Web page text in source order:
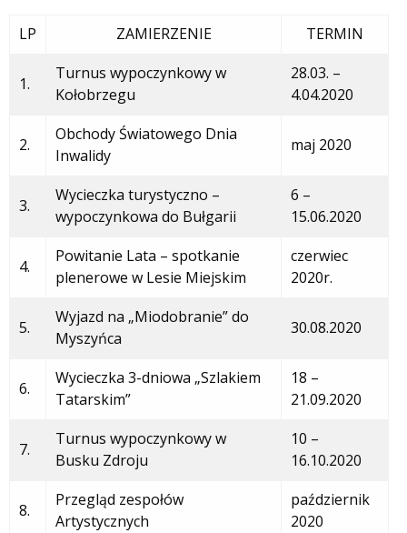
LP ZAMIERZENIE TERMIN
1.
Turnus wypoczynkowy w
Kołobrzegu
28.03. –
4.04.2020
2.
Obchody Światowego Dnia
Inwalidy
maj 2020
3.
Wycieczka turystyczno –
wypoczynkowa do Bułgarii
6 –
15.06.2020
4.
Powitanie Lata – spotkanie
plenerowe w Lesie Miejskim
czerwiec
2020r.
5.
Wyjazd na „Miodobranie” do
Myszyńca
30.08.2020
6.
Wycieczka 3-dniowa „Szlakiem
Tatarskim”
18 –
21.09.2020
7.
Turnus wypoczynkowy w
Busku Zdroju
10 –
16.10.2020
8.
Przegląd zespołów
Artystycznych
październik
2020